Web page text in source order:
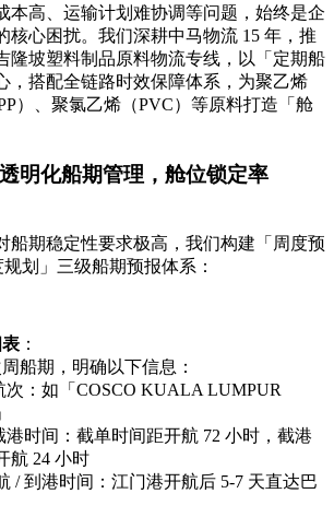
本高、运输计划难协调等问题，始终是企
核心困扰。我们深耕中马物流 15 年，推
隆坡塑料制品原料物流专线，以「定期船
，搭配全链路时效保障体系，为聚乙烯
）、聚氯乙烯（PVC）等原料打造「舱
明化船期管理，舱位锁定率
船期稳定性要求极高，我们构建「周度预
划」三级船期预报体系：
：
船期，明确以下信息：
次：如「COSCO KUALA LUMPUR
港时间：截单时间距开航 72 小时，截港
航 24 小时
/ 到港时间：江门港开航后 5-7 天直达巴